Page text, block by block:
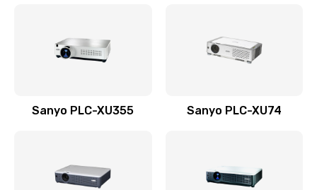
Sanyo PLC-XU355 Sanyo PLC-XU74